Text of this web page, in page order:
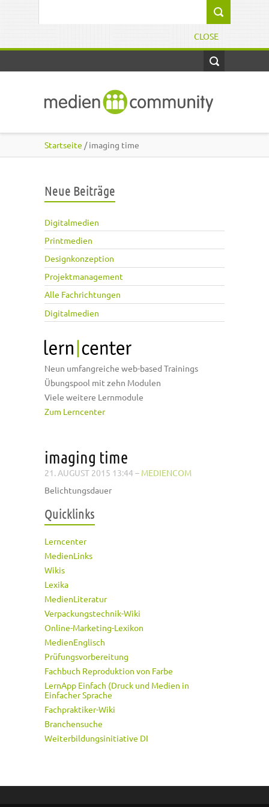
CLOSE
Startseite / imaging time
Neue Beiträge
Digitalmedien
Printmedien
Designkonzeption
Projektmanagement
Alle Fachrichtungen
Digitalmedien
Neun umfangreiche web-based Trainings
Übungspool mit zehn Modulen
Viele weitere Lernmodule
Zum Lerncenter
imaging time
21. AUGUST 2015 13:44 – MEDIENCOM
Belichtungsdauer
Quicklinks
Lerncenter
MedienLinks
Wikis
Lexika
MedienLiteratur
Verpackungstechnik-Wiki
Online-Marketing-Lexikon
MedienEnglisch
Prüfungsvorbereitung
Fachbuch Reproduktion von Farbe
LernApp Einfach (Druck und Medien in
Einfacher Sprache
Fachpraktiker-Wiki
Branchensuche
Weiterbildungsinitiative DI